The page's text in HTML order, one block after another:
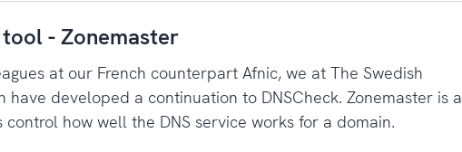
- Zonemaster
at our French counterpart Afnic, we at The Swedish
have developed a continuation to DNSCheck. Zonemaster is a
how well the DNS service works for a domain.